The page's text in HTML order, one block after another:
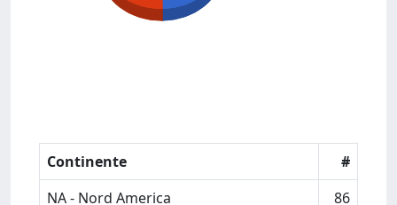
Continente
#
NA - Nord America
86